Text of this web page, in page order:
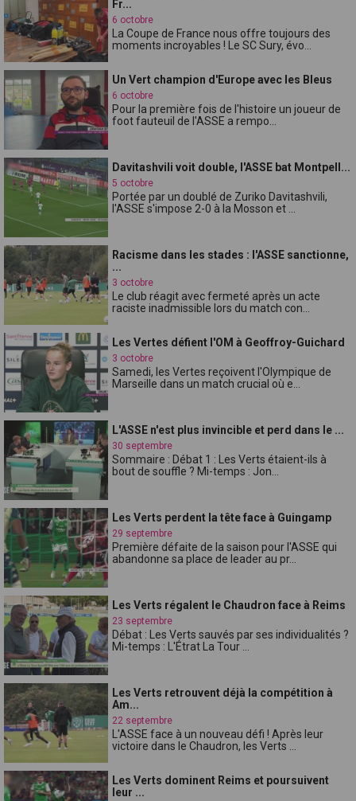
Fr...
6 octobre
La Coupe de France nous offre toujours des
moments incroyables ! Le SC Sury, évo...
Un Vert champion d'Europe avec les Bleus
6 octobre
Pour la première fois de l'histoire un joueur de
foot fauteuil de l'ASSE a rempo...
Davitashvili voit double, l'ASSE bat Montpell...
5 octobre
Portée par un doublé de Zuriko Davitashvili,
l'ASSE s'impose 2-0 à la Mosson et ...
Racisme dans les stades : l'ASSE sanctionne,
...
3 octobre
Le club réagit avec fermeté après un acte
raciste inadmissible lors du match con...
Les Vertes défient l'OM à Geoffroy-Guichard
3 octobre
Samedi, les Vertes reçoivent l'Olympique de
Marseille dans un match crucial où e...
L'ASSE n'est plus invincible et perd dans le ...
30 septembre
Sommaire : Débat 1 : Les Verts étaient-ils à
bout de souffle ? Mi-temps : Jon...
Les Verts perdent la tête face à Guingamp
29 septembre
Première défaite de la saison pour l'ASSE qui
abandonne sa place de leader au pr...
Les Verts régalent le Chaudron face à Reims
23 septembre
Débat : Les Verts sauvés par ses individualités ?
Mi-temps : L'Étrat La Tour ...
Les Verts retrouvent déjà la compétition à
Am...
22 septembre
L'ASSE face à un nouveau défi ! Après leur
victoire dans le Chaudron, les Verts ...
Les Verts dominent Reims et poursuivent
leur ...